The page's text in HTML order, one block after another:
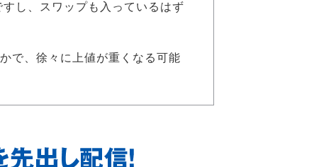
し、スワップも入っているはず
で、徐々に上値が重くなる可能